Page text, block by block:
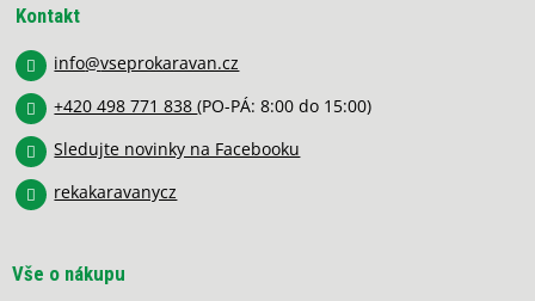
v
y
Kontakt
info@vseprokaravan.cz
+420 498 771 838(PO-PÁ: 8:00 do 15:00)
Sledujte novinky na Facebooku
rekakaravanycz
Vše o nákupu